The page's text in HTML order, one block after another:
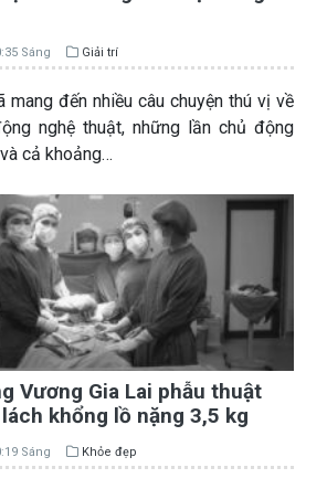
Sáng Giải trí
mang đến nhiều câu chuyện thú vị về
nghệ thuật, những lần chủ động
cả khoảng…
Vương Gia Lai phẫu thuật
khổng lồ nặng 3,5 kg
Sáng Khỏe đẹp